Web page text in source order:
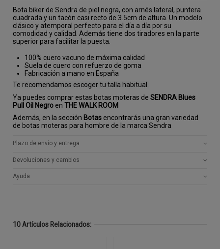
Bota biker de Sendra de piel negra, con arnés lateral, puntera
cuadrada y un tacón casi recto de 3.5cm de altura. Un modelo
clásico y atemporal perfecto para el día a día por su
comodidad y calidad. Además tiene dos tiradores en la parte
superior para facilitar la puesta.
100% cuero vacuno de máxima calidad
Suela de cuero con refuerzo de goma
Fabricación a mano en España
Te recomendamos escoger tu talla habitual.
Ya puedes comprar estas botas moteras deSENDRA Blues
Pull Oil Negro enTHE WALK ROOM
Además, en la sección Botas encontrarás una gran variedad
de botas moteras para hombre de la marca Sendra
Plazo de envío y entrega
Devoluciones y cambios
Ayuda
10 Artículos Relacionados: